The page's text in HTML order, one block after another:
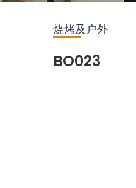
烧烤及户外
BO023